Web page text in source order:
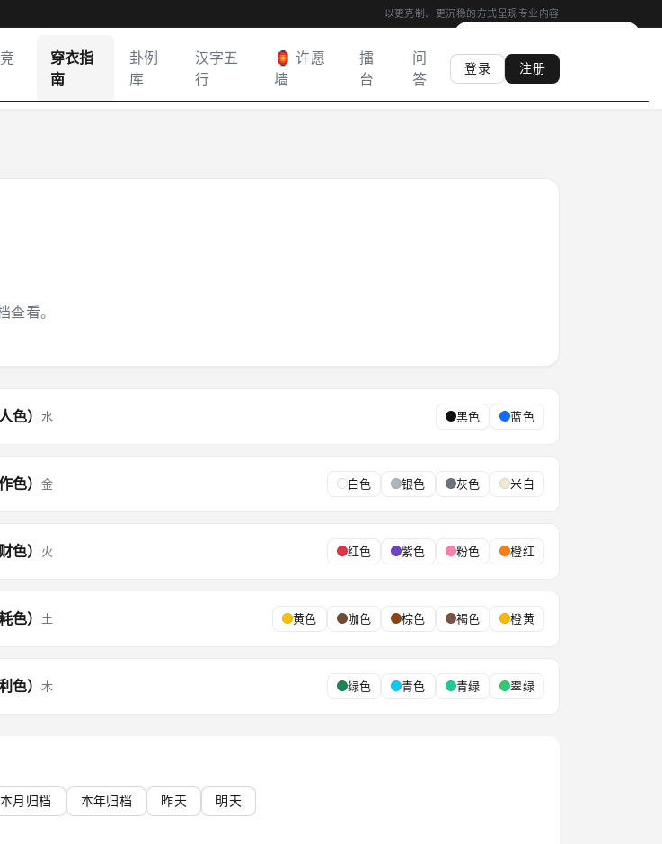
以更克制、更沉稳的方式呈现专业内容
穿衣指
南
卦例
库
汉字五
行
🏮 许愿
墙
擂
台
问
答
登录 注册
看。
色） 水 黑色 蓝色
色）金 白色 银色 灰色 米白
色） 火 红色 紫色 粉色 橙红
色）土 黄色 咖色 棕色 褐色 橙黄
色）木 绿色 青色 青绿 翠绿
本月归档 本年归档 昨天 明天